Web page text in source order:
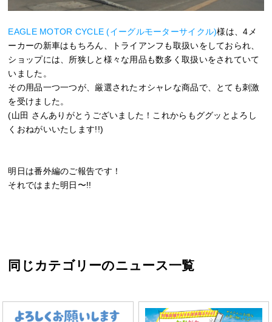
EAGLE MOTOR CYCLE (イーグルモーターサイクル)様は、4メ
ーカーの新車はもちろん、トライアンフも取扱いをしておられ、
ショップには、所狭しと様々な用品も数多く取扱いをされていて
いました。
その用品一つ一つが、厳選されたオシャレな商品で、とても刺激
を受けました。
(山田 さんありがとうございました！これからもググッとよろし
くおねがいいたします!!)
明日は番外編のご報告です！
それではまた明日〜!!
同じカテゴリーのニュース一覧